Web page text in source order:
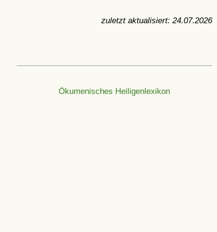
zuletzt aktualisiert: 24.07.2026
Ökumenisches Heiligenlexikon